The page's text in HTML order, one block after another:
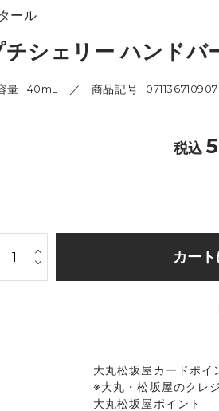
ール
チシェリー ハンドバ
量 40mL 商品記号
税込
カー
大丸松坂屋カードポイ
※大丸・松坂屋のクレ
大丸松坂屋ポイント